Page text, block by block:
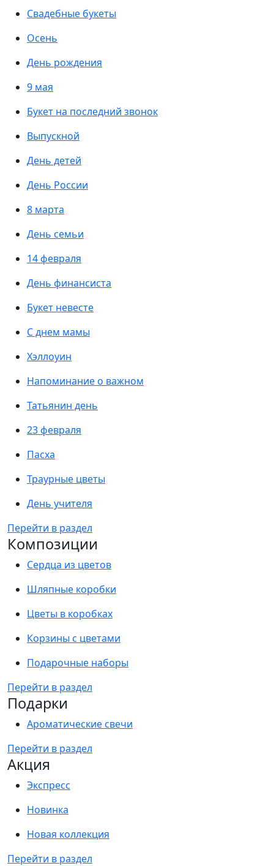
Свадебные букеты
Осень
День рождения
9 мая
Букет на последний звонок
Выпускной
День детей
День России
8 марта
День семьи
14 февраля
День финансиста
Букет невесте
С днем мамы
Хэллоуин
Напоминание о важном
Татьянин день
23 февраля
Пасха
Траурные цветы
День учителя
Перейти в раздел
Композиции
Сердца из цветов
Шляпные коробки
Цветы в коробках
Корзины с цветами
Подарочные наборы
Перейти в раздел
Подарки
Ароматические свечи
Перейти в раздел
Акция
Экспресс
Новинка
Новая коллекция
Перейти в раздел